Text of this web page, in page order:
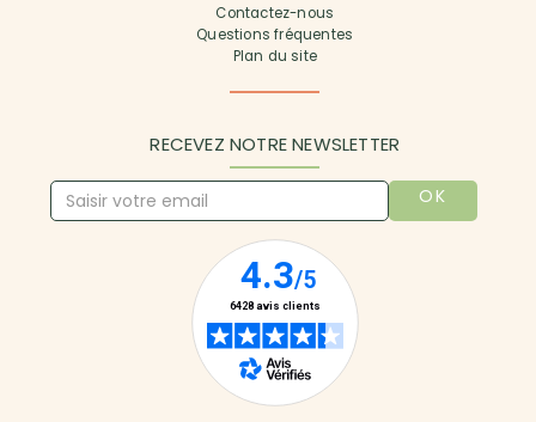
Contactez-nous
Questions fréquentes
Plan du site
RECEVEZ NOTRE NEWSLETTER
OK